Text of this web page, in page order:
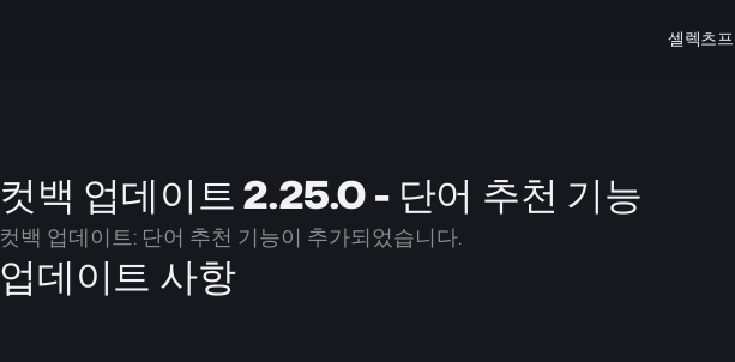
셀렉츠
컷백 업데이트 2.25.0 - 단어 추천 기능
컷백 업데이트: 단어 추천 기능이 추가되었습니다.
업데이트 사항